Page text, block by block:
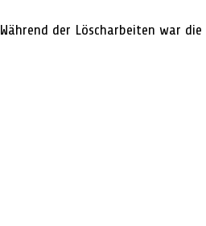
Während der Löscharbeiten war